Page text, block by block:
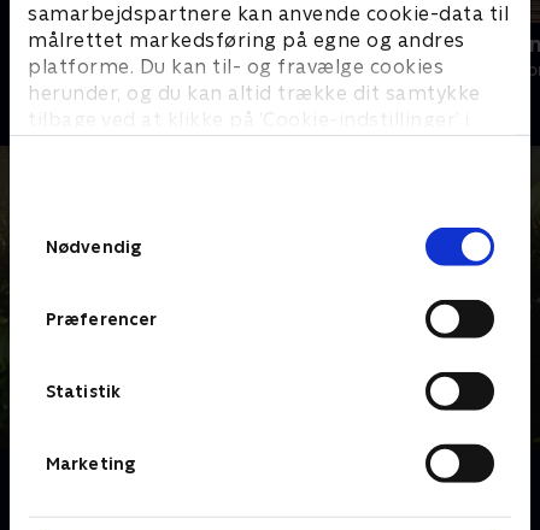
samarbejdspartnere kan anvende cookie-data til
målrettet markedsføring på egne og andres
platforme. Du kan til- og fravælge cookies
herunder, og du kan altid trække dit samtykke
tilbage ved at klikke på ’Cookie-indstillinger’ i
Nødvendig
Præferencer
Statistik
Marketing
Ryd op i dit liv
Livsstil • 6 sæsoner
Linde på
Livsstil • 5